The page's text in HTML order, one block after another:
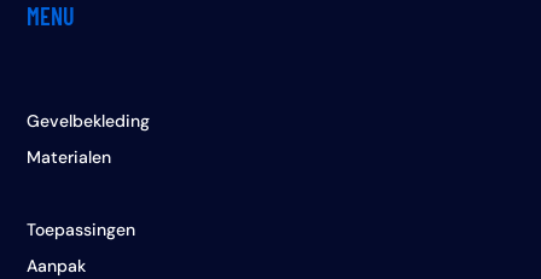
MENU
Gevelbekleding
Materialen
Toepassingen
Aanpak